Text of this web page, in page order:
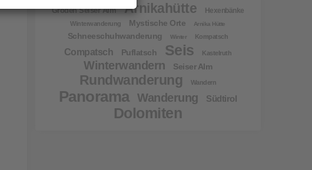
Gröden Seiser Alm Arnikahütte Hexenbänke
Winterwanderung Mystische Orte Arnika Hütte
Schneeschuhwanderung Winter Kompatsch
Compatsch Puflatsch Seis Kastelruth
Winterwandern Seiser Alm
Rundwanderung Wandern
Panorama Wanderung Südtirol
Dolomiten